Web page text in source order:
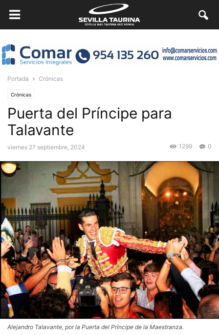
Portada Crónicas
Crónicas
Puerta del Príncipe para
Talavante
viernes 27 septiembre, 2024 0
1299
Alejandro Talavante, por la Puerta del Príncipe de la Maestranza.